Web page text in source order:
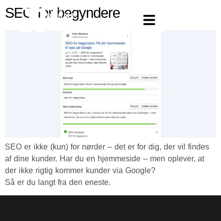
SEO for begyndere
SEO er ikke (kun) for nørder – det er for dig, der vil findes
af dine kunder. Har du en hjemmeside – men oplever, at
der ikke rigtig kommer kunder via Google?
Så er du langt fra den eneste.